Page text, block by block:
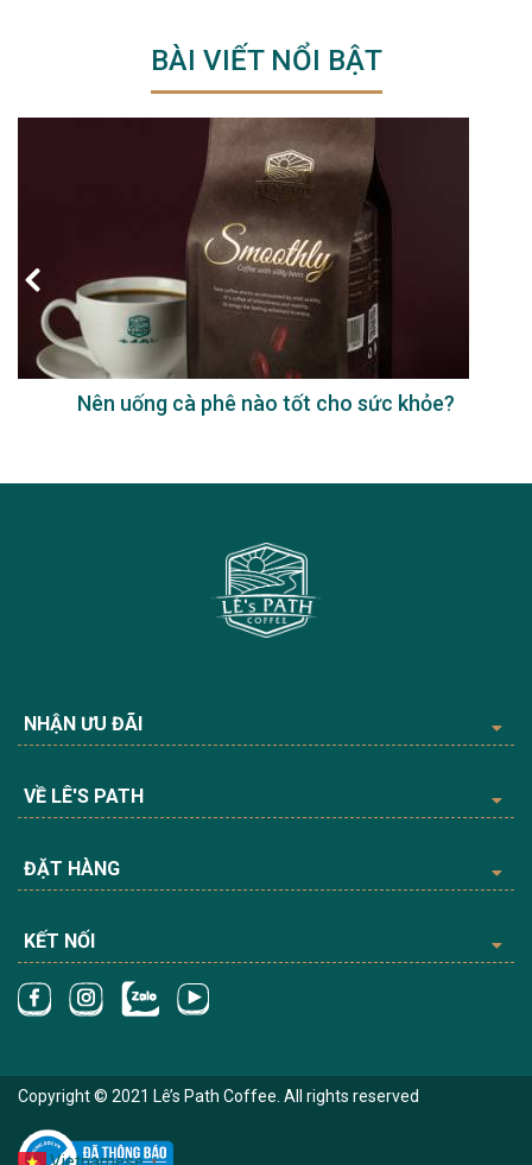
BÀI VIẾT NỔI BẬT
Nên uống cà phê nào tốt cho sức khỏe?
NHẬN ƯU ĐÃI
VỀ LÊ'S PATH
ĐẶT HÀNG
KẾT NỐI
Copyright © 2021 Lê’s Path Coffee. All rights reserved
▼